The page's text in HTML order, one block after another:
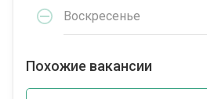
Воскресенье
Похожие вакансии